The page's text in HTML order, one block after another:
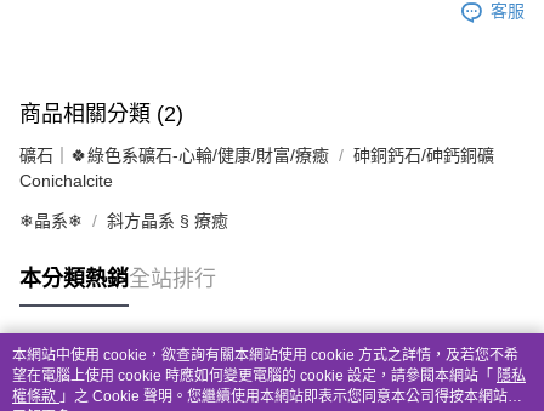
客服
商品相關分類 (2)
礦石｜🍀綠色系礦石-心輪/健康/財富/療癒
砷銅鈣石/砷鈣銅礦
Conichalcite
❄晶系❄ 斜方晶系 § 療癒
本分類熱銷全站排行
熱門標籤
本網站中使用 cookie，欲查詢有關本網站使用 cookie 方式之詳情，及若您不希
望在電腦上使用 cookie 時應如何變更電腦的 cookie 設定，請參閱本網站「 隱私
權條款 」之 Cookie 聲明。您繼續使用本網站即表示您同意本公司得按本網站使